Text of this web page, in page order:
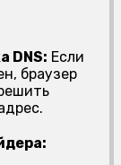
DNS: Если
браузер